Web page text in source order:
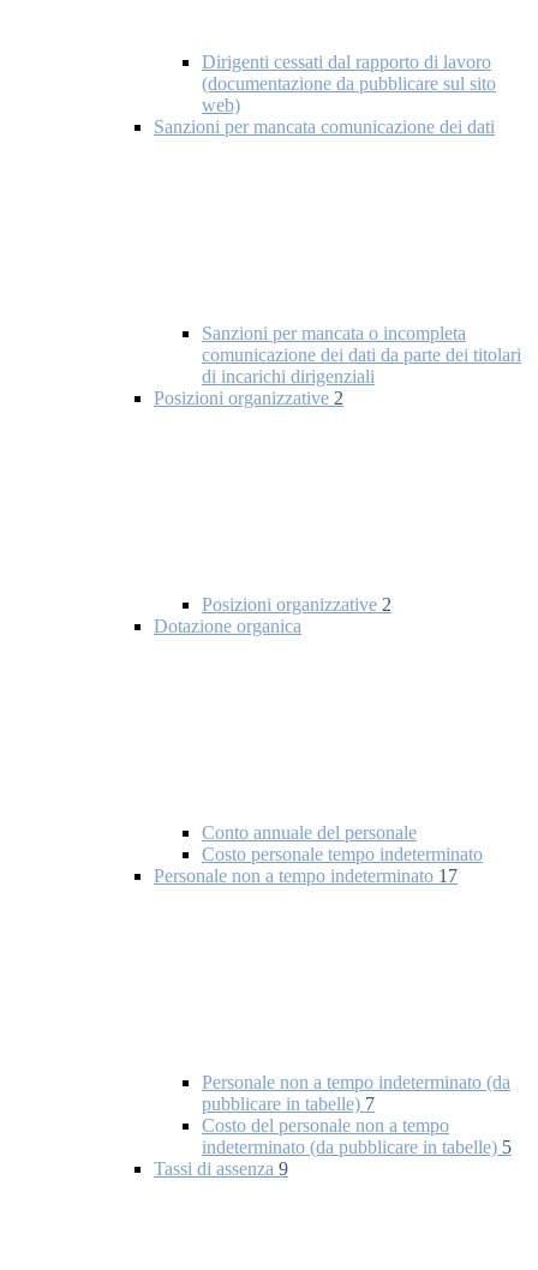
Dirigenti cessati dal rapporto di lavoro
(documentazione da pubblicare sul sito
web)
Sanzioni per mancata comunicazione dei dati
Sanzioni per mancata o incompleta
comunicazione dei dati da parte dei titolari
di incarichi dirigenziali
Posizioni organizzative 2
Posizioni organizzative 2
Dotazione organica
Conto annuale del personale
Costo personale tempo indeterminato
Personale non a tempo indeterminato 17
Personale non a tempo indeterminato (da
pubblicare in tabelle) 7
Costo del personale non a tempo
indeterminato (da pubblicare in tabelle) 5
Tassi di assenza 9